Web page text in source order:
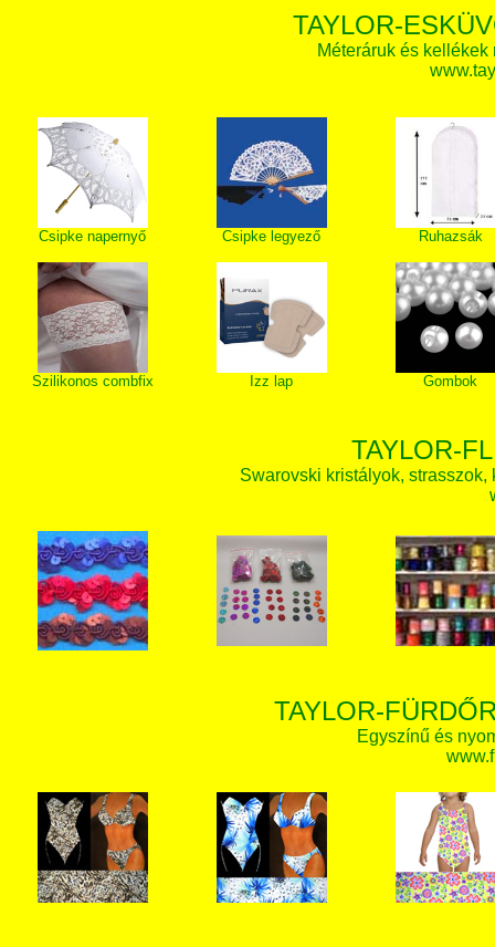
TAYLOR-
Méteráruk és
Csipke napernyő Csipke legyező Ruhazsák
Szilikonos combfix Izz lap Gombok
TAYLOR-
Swarovski kristályok,
TAYLOR-
Egyszínű és